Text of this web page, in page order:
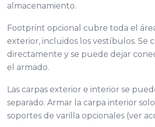
almacenamiento.
Footprint opcional cubre toda el
exterior, incluidos los vestíbulos. Se
directamente y se puede dejar
el armado.
Las carpas exterior e interior se
separado. Armar la carpa interior
soportes de varilla opcionales (ver